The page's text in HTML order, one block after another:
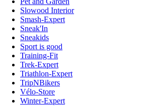
Slowood Interior
Smash-Expert
Sneak'In
Sneakids
Sport is good
Training-Fit
Trek-Expert
Triathlon-Expert
TripNBikers
Vélo-Store
Winter-Expert